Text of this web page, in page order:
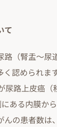
て
路（腎盂～尿
く認められま
尿路上皮癌（
ある内膜か
んの患者数は